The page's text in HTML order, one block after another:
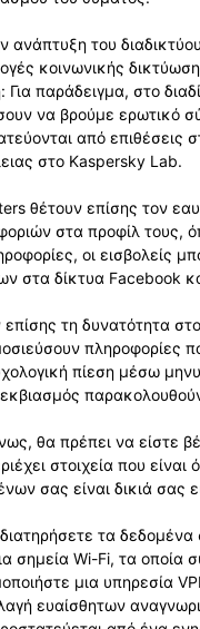
ανάπτυξη του
κοινωνικής
Για παράδειγμα, στο
να βρούμε ερωτικό
από επιθέσεις
στο Kaspersky Lab.
θέτουν επίσης τον
στα προφίλ τους,
οι εισβολείς
στα δίκτυα Facebook
επίσης τη δυνατότητα
πληροφορίες
πίεση μέσω
θα πρέπει να είστε
στοιχεία που
σας είναι δικιά σας
διατηρήσετε τα
σημεία Wi-Fi, τα οποία
μια υπηρεσία
ευαίσθητων